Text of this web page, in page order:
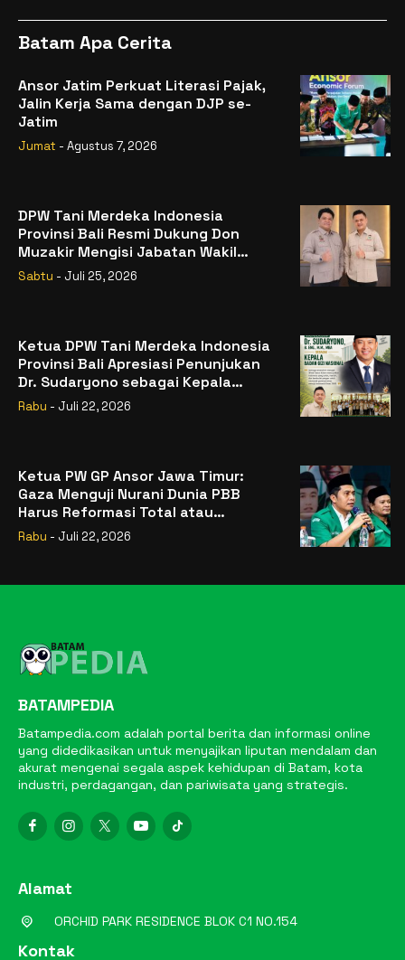
Batam Apa Cerita
Ansor Jatim Perkuat Literasi Pajak,
Jalin Kerja Sama dengan DJP se-
Jatim
Jumat - Agustus 7, 2026
DPW Tani Merdeka Indonesia
Provinsi Bali Resmi Dukung Don
Muzakir Mengisi Jabatan Wakil
Menteri Pertanian RI
Sabtu - Juli 25, 2026
Ketua DPW Tani Merdeka Indonesia
Provinsi Bali Apresiasi Penunjukan
Dr. Sudaryono sebagai Kepala
Badan Gizi Nasional
Rabu - Juli 22, 2026
Ketua PW GP Ansor Jawa Timur:
Gaza Menguji Nurani Dunia PBB
Harus Reformasi Total atau
Kehilangan Legitimasi
Rabu - Juli 22, 2026
BATAMPEDIA
Batampedia.com adalah portal berita dan informasi online
yang didedikasikan untuk menyajikan liputan mendalam dan
akurat mengenai segala aspek kehidupan di Batam, kota
industri, perdagangan, dan pariwisata yang strategis.
Alamat
ORCHID PARK RESIDENCE BLOK C1 NO.154
Kontak